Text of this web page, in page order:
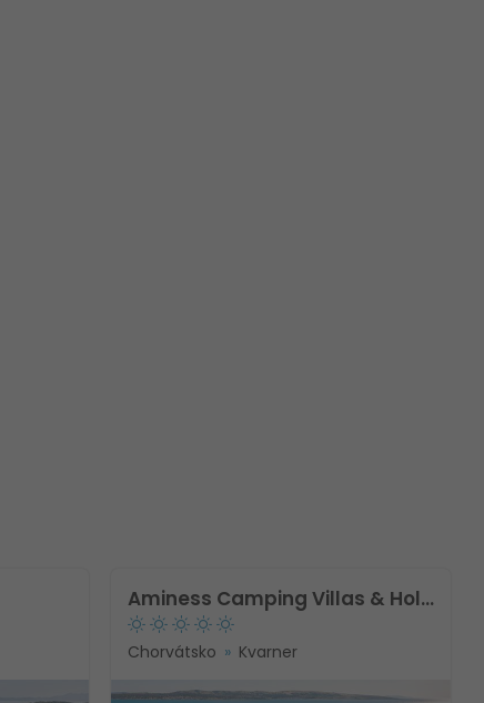
Aminess Camping Villas & Holiday Homes Avalona
Chorvátsko Kvarner